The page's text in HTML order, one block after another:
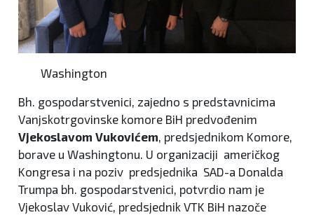
Washington
Bh. gospodarstvenici, zajedno s predstavnicima
Vanjskotrgovinske komore BiH predvođenim
Vjekoslavom Vukovićem, predsjednikom Komore,
borave u Washingtonu. U organizaciji američkog
Kongresa i na poziv predsjednika SAD-a Donalda
Trumpa bh. gospodarstvenici, potvrdio nam je
Vjekoslav Vuković, predsjednik VTK BiH nazoče